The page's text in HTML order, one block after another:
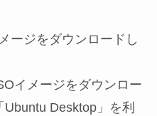
ージをダウンロードし
イメージをダウンロー
Ubuntu Desktop」を利